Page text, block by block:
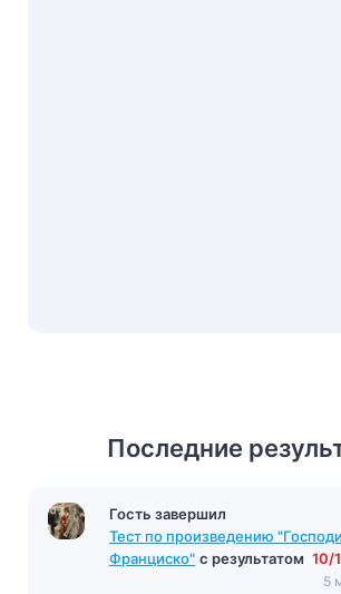
Последние
Гость завершил
Тест по произведению
Франциско" с результатом 10/
5